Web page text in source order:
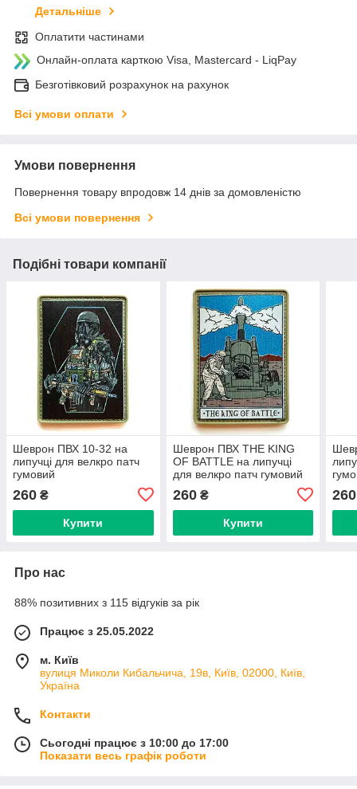
Детальніше
Оплатити частинами
Онлайн-оплата карткою Visa, Mastercard - LiqPay
Безготівковий розрахунок на рахунок
Всі умови оплати
Умови повернення
Повернення товару впродовж 14 днів за домовленістю
Всі умови повернення
Подібні товари компанії
Шеврон ПВХ 10-32 на
липучці для велкро патч
гумовий
260 ₴
Купити
Шеврон ПВХ THE KING
OF BATTLE на липучці
для велкро патч гумовий
260₴
Купити
260
Про нас
88% позитивних з 115 відгуків за рік
Працює з 25.05.2022
м. Київ
вулиця Миколи Кибальчича, 19в, Київ, 02000, Київ,
Україна
Контакти
Сьогодні працює з 10:00 до 17:00
Показати весь графік роботи